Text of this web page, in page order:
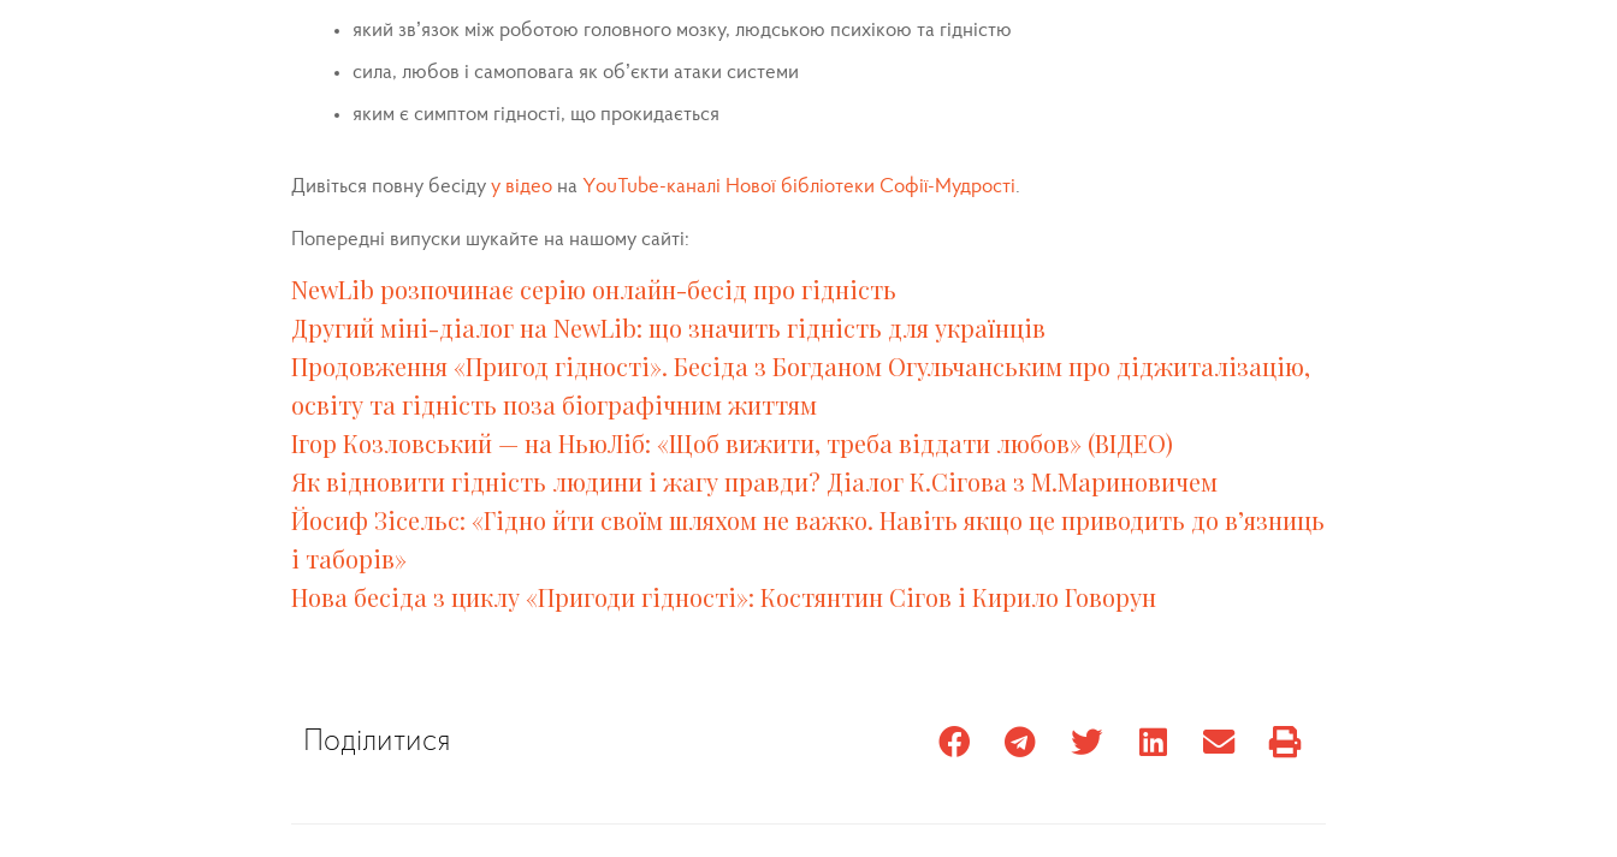
який зв’язок між роботою головного мозку, людською психікою та гідністю
сила, любов і самоповага як об’єкти атаки системи
яким є симптом гідності, що прокидається
Дивіться повну бесіду у відео на YouTube-каналі Нової бібліотеки Софії-Мудрості.
Попередні випуски шукайте на нашому сайті:
NewLib розпочинає серію онлайн-бесід про гідність
Другий міні-діалог на NewLib: що значить гідність для українців
Продовження «Пригод гідності». Бесіда з Богданом Огульчанським про діджиталізацію,
освіту та гідність поза біографічним життям
Ігор Козловський — на НьюЛіб: «Щоб вижити, треба віддати любов» (ВІДЕО)
Як відновити гідність людини і жагу правди? Діалог К.Сігова з М.Мариновичем
Йосиф Зісельс: «Гідно йти своїм шляхом не важко. Навіть якщо це приводить до в’язниць
і таборів»
Нова бесіда з циклу «Пригоди гідності»: Костянтин Сігов і Кирило Говорун
Поділитися